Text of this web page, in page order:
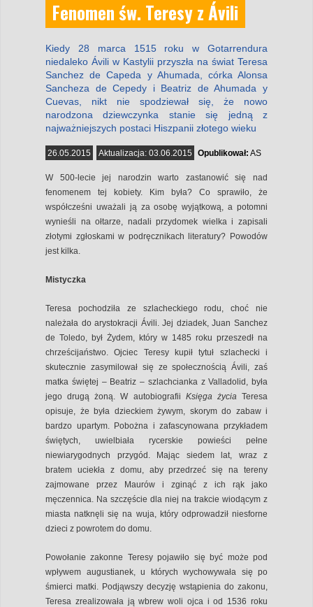
Fenomen św. Teresy z Ávili
Kiedy 28 marca 1515 roku w Gotarrendura
niedaleko Ávili w Kastylii przyszła na świat Teresa
Sanchez de Capeda y Ahumada, córka Alonsa
Sancheza de Cepedy i Beatriz de Ahumada y
Cuevas, nikt nie spodziewał się, że nowo
narodzona dziewczynka stanie się jedną z
najważniejszych postaci Hiszpanii złotego wieku
26.05.2015 Aktualizacja: 03.06.2015 Opublikował: AS
W 500-lecie jej narodzin warto zastanowić się nad
fenomenem tej kobiety. Kim była? Co sprawiło, że
współcześni uważali ją za osobę wyjątkową, a potomni
wynieśli na ołtarze, nadali przydomek wielka i zapisali
złotymi zgłoskami w podręcznikach literatury? Powodów
jest kilka.
Mistyczka
Teresa pochodziła ze szlacheckiego rodu, choć nie
należała do arystokracji Ávili. Jej dziadek, Juan Sanchez
de Toledo, był Żydem, który w 1485 roku przeszedł na
chrześcijaństwo. Ojciec Teresy kupił tytuł szlachecki i
skutecznie zasymilował się ze społecznością Ávili, zaś
matka świętej – Beatriz – szlachcianka z Valladolid, była
jego drugą żoną. W autobiografii Księga życia Teresa
opisuje, że była dzieckiem żywym, skorym do zabaw i
bardzo upartym. Pobożna i zafascynowana przykładem
świętych, uwielbiała rycerskie powieści pełne
niewiarygodnych przygód. Mając siedem lat, wraz z
bratem uciekła z domu, aby przedrzeć się na tereny
zajmowane przez Maurów i zginąć z ich rąk jako
męczennica. Na szczęście dla niej na trakcie wiodącym z
miasta natknęli się na wuja, który odprowadził niesforne
dzieci z powrotem do domu.
Powołanie zakonne Teresy pojawiło się być może pod
wpływem augustianek, u których wychowywała się po
śmierci matki. Podjąwszy decyzję wstąpienia do zakonu,
Teresa zrealizowała ją wbrew woli ojca i od 1536 roku